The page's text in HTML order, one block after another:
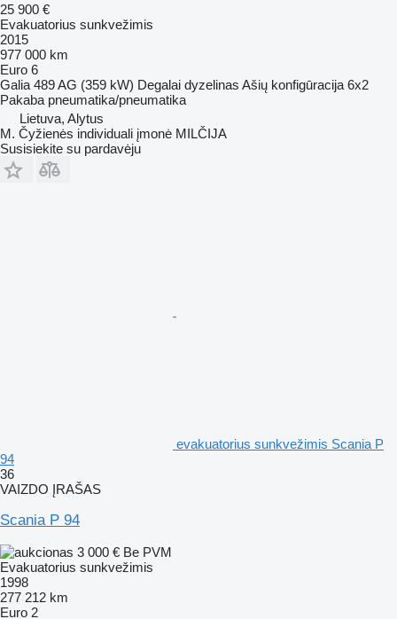
25 900 €
Evakuatorius sunkvežimis
2015
977 000 km
Euro 6
Galia 489 AG (359 kW) Degalai dyzelinas Ašių konfigūracija 6x2
Pakaba pneumatika/pneumatika
Lietuva, Alytus
M. Čyžienės individuali įmonė MILČIJA
Susisiekite su pardavėju
evakuatorius sunkvežimis Scania P
94
36
VAIZDO ĮRAŠAS
Scania P 94
3 000 € Be PVM
Evakuatorius sunkvežimis
1998
277 212 km
Euro 2